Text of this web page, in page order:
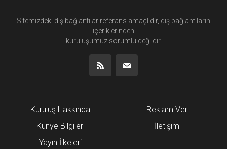
Sitemizdeki dış bağlantılar referans amaçlıdır, dış bağlantıların
içeriklerinden
kuruluşumuz sorumlu değildir.
Kuruluş Hakkında
Künye Bilgileri
Yayın İlkeleri
Reklam Ver
İletişim